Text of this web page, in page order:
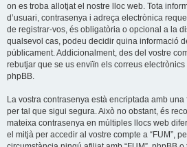
on es troba allotjat el nostre lloc web. Tota
d’usuari, contrasenya i adreça electrònica
de registrar-vos, és obligatòria o opcional a la
qualsevol cas, podeu decidir quina informació
públicament. Addicionalment, des del vostre
rebutjar que se us enviïn els correus electrònics
phpBB.
La vostra contrasenya està encriptada amb
per tal que sigui segura. Això no obstant, és
mateixa contrasenya en múltiples llocs web
el mitjà per accedir al vostre compte a “FUM”,